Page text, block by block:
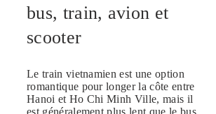
bus, train, avion et
scooter
Le train vietnamien est une option
romantique pour longer la côte entre
Hanoi et Ho Chi Minh Ville, mais il
est généralement plus lent que le bus